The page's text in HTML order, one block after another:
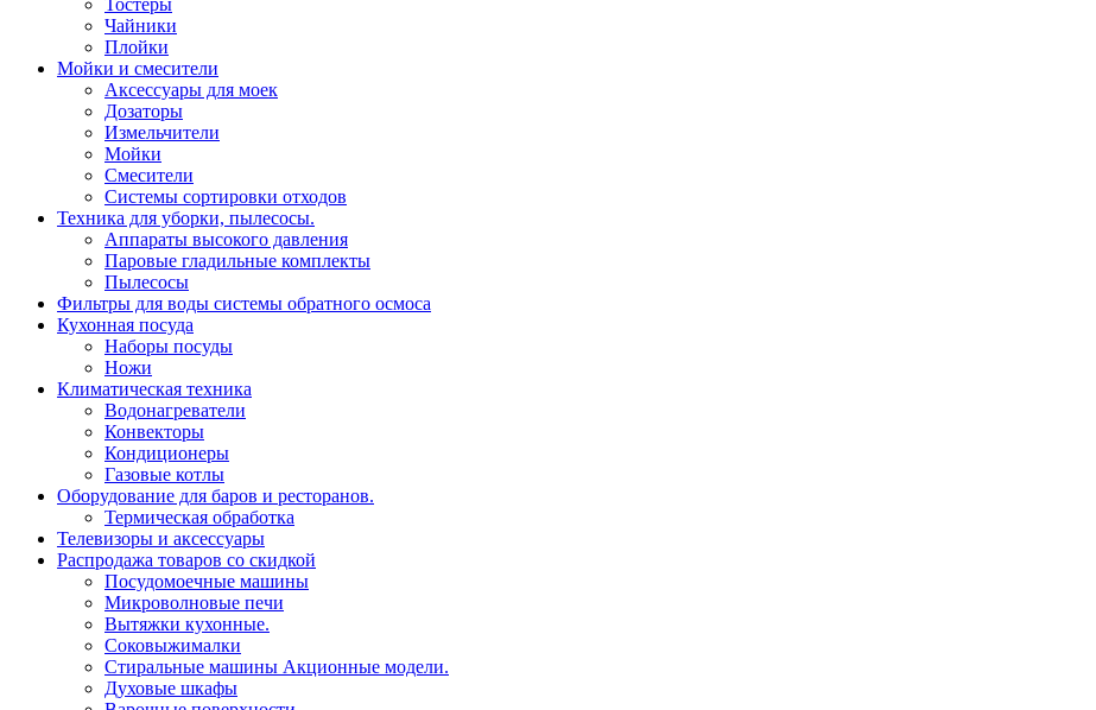
Чайники
Плойки
Мойки и смесители
Аксессуары для моек
Дозаторы
Измельчители
Мойки
Смесители
Системы сортировки отходов
Техника для уборки, пылесосы.
Аппараты высокого давления
Паровые гладильные комплекты
Пылесосы
Фильтры для воды системы обратного осмоса
Кухонная посуда
Наборы посуды
Ножи
Климатическая техника
Водонагреватели
Конвекторы
Кондиционеры
Газовые котлы
Оборудование для баров и ресторанов.
Термическая обработка
Телевизоры и аксессуары
Распродажа товаров со скидкой
Посудомоечные машины
Микроволновые печи
Вытяжки кухонные.
Соковыжималки
Стиральные машины Акционные модели.
Духовые шкафы